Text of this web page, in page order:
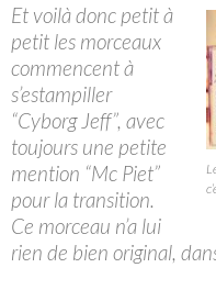
Et voilà donc petit à
petit les morceaux
commencent à
s’estampiller
“Cyborg Jeff”, avec
toujours une petite
mention “Mc Piet”
pour la transition.
Ce morceau n’a lui
rien de bien original,